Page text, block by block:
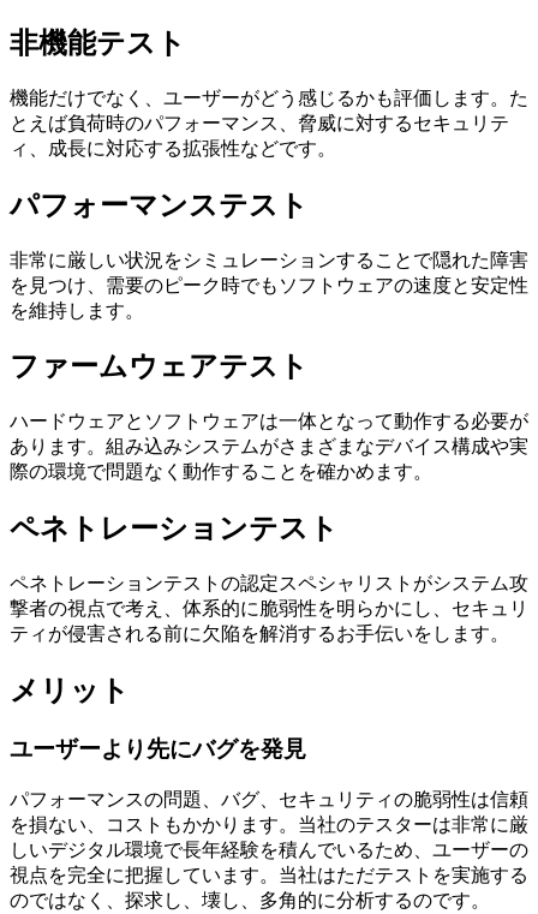
非機能テスト
機能だけでなく、ユーザーがどう感じるかも評価します。た
とえば負荷時のパフォーマンス、脅威に対するセキュリテ
ィ、成長に対応する拡張性などです。
パフォーマンステスト
非常に厳しい状況をシミュレーションすることで隠れた障害
を見つけ、需要のピーク時でもソフトウェアの速度と安定性
を維持します。
ファームウェアテスト
ハードウェアとソフトウェアは一体となって動作する必要が
あります。組み込みシステムがさまざまなデバイス構成や実
際の環境で問題なく動作することを確かめます。
ペネトレーションテスト
ペネトレーションテストの認定スペシャリストがシステム攻
撃者の視点で考え、体系的に脆弱性を明らかにし、セキュリ
ティが侵害される前に欠陥を解消するお手伝いをします。
メリット
ユーザーより先にバグを発見
パフォーマンスの問題、バグ、セキュリティの脆弱性は信頼
を損ない、コストもかかります。当社のテスターは非常に厳
しいデジタル環境で長年経験を積んでいるため、ユーザーの
視点を完全に把握しています。当社はただテストを実施する
のではなく、探求し、壊し、多角的に分析するのです。